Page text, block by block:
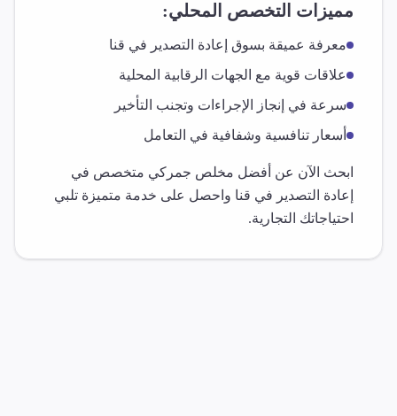
مميزات التخصص المحلي:
معرفة عميقة بسوق إعادة التصدير في قنا
علاقات قوية مع الجهات الرقابية المحلية
سرعة في إنجاز الإجراءات وتجنب التأخير
أسعار تنافسية وشفافية في التعامل
ابحث الآن عن أفضل مخلص جمركي متخصص في
إعادة التصدير في قنا واحصل على خدمة متميزة تلبي
احتياجاتك التجارية.